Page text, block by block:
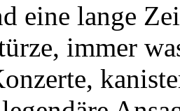
eine lange
immer